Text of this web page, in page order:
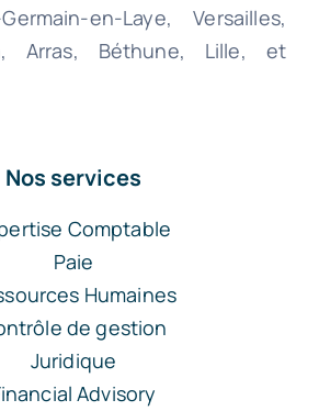
en-Laye, Versailles,
Arras, Béthune, Lille, et
Nos services
Comptable
Paie
Humaines
de gestion
Juridique
Advisory